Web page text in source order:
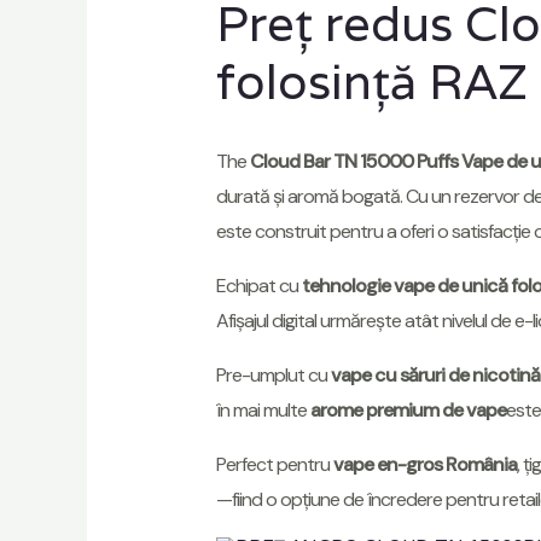
Preț redus
folosință RAZ
TheCloud Bar TN 15000 Puffs Vape de
durată și aromă bogată. Cu un rezervor
este construit pentru a oferi o satisfacție
Echipat cutehnologie vape de unică
Afișajul digital urmărește atât nivelul de
Pre-umplut cuvape cu săruri de nicotină
în mai multearome premium de vape
Perfect pentruvape en-gros România,
—fiind o opțiune de încredere pentru